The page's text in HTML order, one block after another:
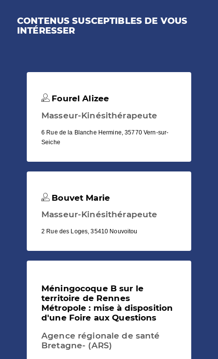
CONTENUS SUSCEPTIBLES DE VOUS
INTÉRESSER
Fourel Alizee
Masseur-Kinésithérapeute
6 Rue de la Blanche Hermine, 35770 Vern-sur-
Seiche
Bouvet Marie
Masseur-Kinésithérapeute
2 Rue des Loges, 35410 Nouvoitou
Méningocoque B sur le
territoire de Rennes
Métropole : mise à disposition
d'une Foire aux Questions
Agence régionale de santé
Bretagne- (ARS)